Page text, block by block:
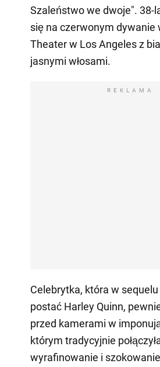
Szaleństwo we dwoje". 38-
się na czerwonym dywanie
Theater w Los Angeles z
jasnymi włosami.
REKLAMA
Celebrytka, która w sequelu
postać Harley Quinn,
przed kamerami w
którym tradycyjnie
wyrafinowanie i